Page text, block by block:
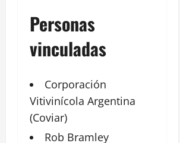
Personas
vinculadas
Corporación
Vitivinícola Argentina
(Coviar)
Rob Bramley